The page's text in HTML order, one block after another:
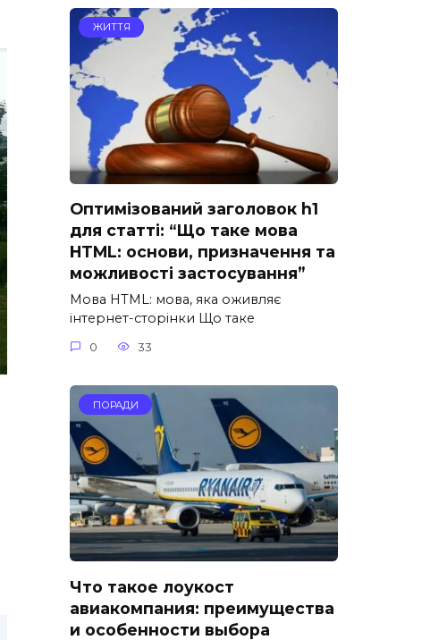
ЖИТТЯ
Оптимізований заголовок h1
для статті: “Що таке мова
HTML: основи, призначення та
можливості застосування”
Мова HTML: мова, яка оживляє
інтернет-сторінки Що таке
0 33
ПОРАДИ
Что такое лоукост
авиакомпания: преимущества
и особенности выбора